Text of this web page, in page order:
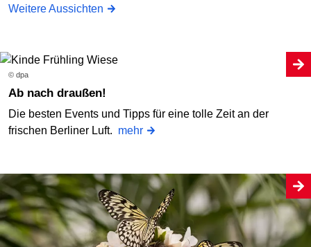
Weitere Aussichten
© dpa
Ab nach draußen!
Die besten Events und Tipps für eine tolle Zeit an der
frischen Berliner Luft. mehr